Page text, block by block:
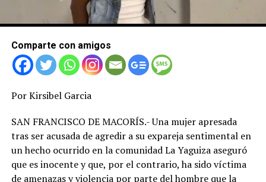
Comparte con amigos
Por Kirsibel Garcia
SAN FRANCISCO DE MACORÍS.- Una mujer apresada
tras ser acusada de agredir a su expareja sentimental en
un hecho ocurrido en la comunidad La Yaguiza aseguró
que es inocente y que, por el contrario, ha sido víctima
de amenazas y violencia por parte del hombre que la